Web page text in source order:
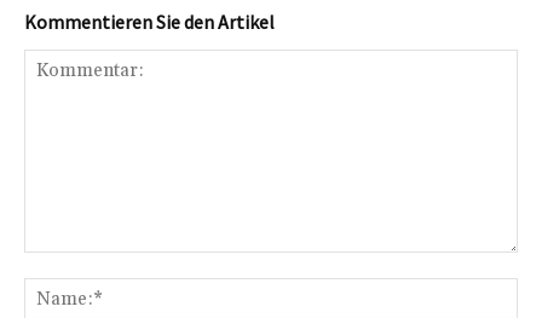
Kommentieren Sie den Artikel